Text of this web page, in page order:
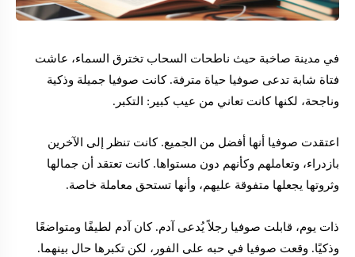
في مدينة صاخبة حيث ناطحات السحاب تخترق السماء، عاشت
فتاة شابة تدعى صوفيا حياة مترفة. كانت صوفيا جميلة وذكية
وناجحة، لكنها كانت تعاني من عيب كبير: التكبر.
اعتقدت صوفيا أنها أفضل من الجميع. كانت تنظر إلى الآخرين
بازدراء، وتعاملهم وكأنهم دون مستواها. كانت تعتقد أن جمالها
وثروتها يجعلها متفوقة عليهم، وأنها تستحق معاملة خاصة.
ذات يوم، قابلت صوفيا رجلاً يُدعى آدم. كان آدم لطيفًا ومتواضعًا
وذكيًا. وقعت صوفيا في حبه على الفور، لكن تكبرها حال بينهما.